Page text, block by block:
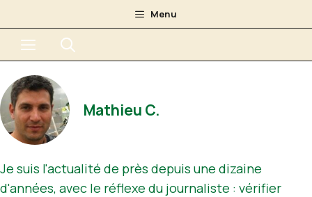
au
contenu
Menu
Menu
Mathieu C.
Je suis l'actualité de près depuis une dizaine
d'années, avec le réflexe du journaliste : vérifier